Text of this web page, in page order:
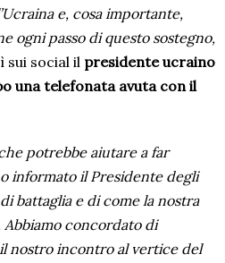
e, cosa importante,
ogni passo di questo sostegno,
sui social il presidente ucraino
una telefonata avuta con il
potrebbe aiutare a far
informato il Presidente degli
battaglia e di come la nostra
Abbiamo concordato di
nostro incontro al vertice del